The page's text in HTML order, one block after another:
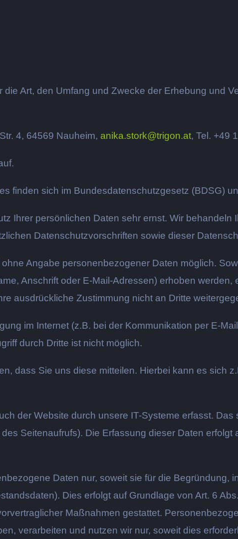
Art, den Umfang und Zwecke der Erhebung und
4, 64569 Nauheim, anika.stork@trigon.at, Tel. +49
finden sich im Bundesdatenschutzgesetz (BDSG)
Ihrer persönlichen Daten sehr ernst. Wir behandeln
Datenschutzvorschriften sowie dieser
Angabe personenbezogener Daten möglich.
Anschrift oder E-Mail-Adressen) erhoben werden,
ausdrückliche Zustimmung nicht an Dritte
im Internet (z.B. bei der Kommunikation per E-
durch Dritte ist nicht möglich.
dass Sie uns diese mitteilen. Hierbei kann es sich
der Website durch unsere IT-Systeme erfasst.
Seitenaufrufs). Die Erfassung dieser Daten
Daten nur, soweit sie für die Begründung,
Dies erfolgt auf Grundlage von Art. 6
Maßnahmen gestattet.
verarbeiten und nutzen wir nur, soweit dies